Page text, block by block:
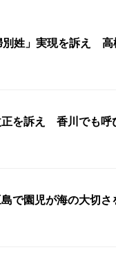
別姓」実現を訴え 高
を訴え 香川でも呼
で園児が海の大切さ